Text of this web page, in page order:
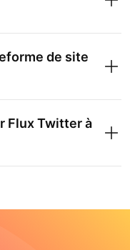
de site
Flux Twitter à